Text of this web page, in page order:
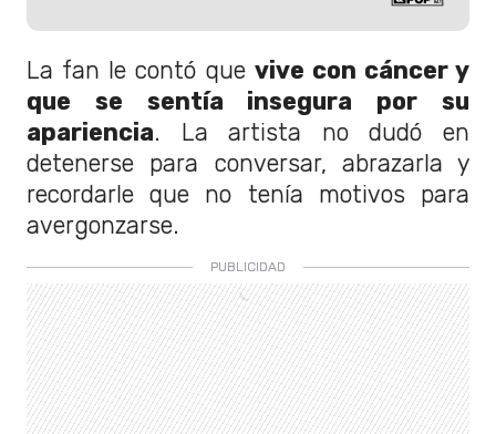
La fan le contó que vive con cáncer y
que se sentía insegura por su
apariencia. La artista no dudó en
detenerse para conversar, abrazarla y
recordarle que no tenía motivos para
avergonzarse.